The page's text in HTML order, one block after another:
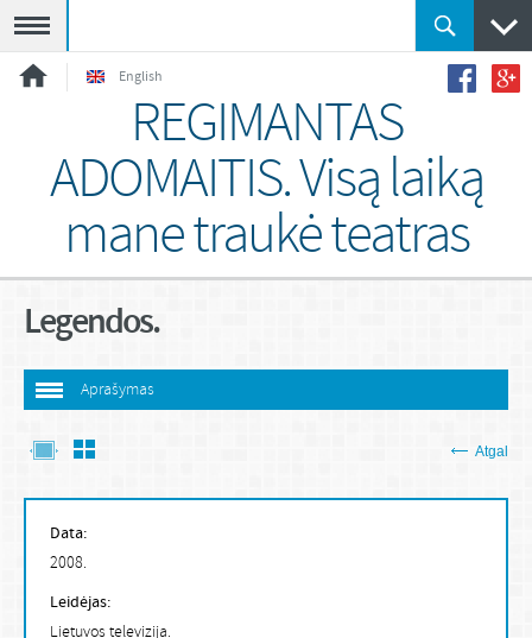
English
REGIMANTAS
ADOMAITIS. Visą laiką
mane traukė teatras
Legendos.
Aprašymas
Atgal
Data:
2008.
Leidėjas:
Lietuvos televizija.